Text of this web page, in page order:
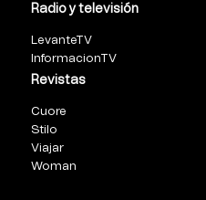
Radio y televisión
LevanteTV
InformacionTV
Revistas
Cuore
Stilo
Viajar
Woman